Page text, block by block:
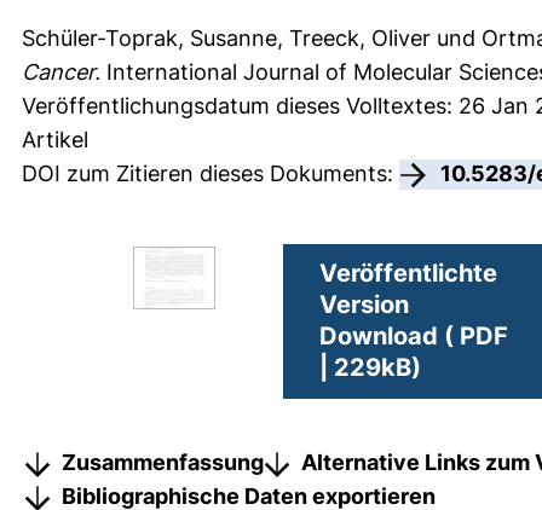
Schüler-Toprak, Susanne, Treeck, Oliver und
Cancer. International Journal of Molecular
Veröffentlichungsdatum dieses Volltextes: 26 Jan
Artikel
DOI zum Zitieren dieses Dokuments:
Veröffentlichte
Version
Download ( PDF
| 229kB)
Zusammenfassung
Alternative Links zum
Bibliographische Daten exportieren